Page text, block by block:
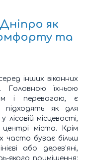
як
та
інших віконних
Головною їхньою
і перевагою, є
підходять як для
місцевості,
міста. Крім
часто буває більш
або дерев'яні,
якого приміщення: